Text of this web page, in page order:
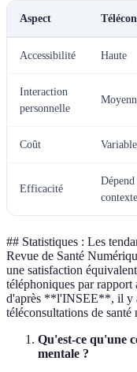
Aspect
Accessibilité Haute
Interaction
personnelle
Coût Variable
Efficacité
Dépend
contexte
## Statistiques : Les
Revue de Santé
une satisfaction
téléphoniques par
d'après **l'INSEE**, il y
téléconsultations de santé
Qu'est-ce qu'une
mentale ?